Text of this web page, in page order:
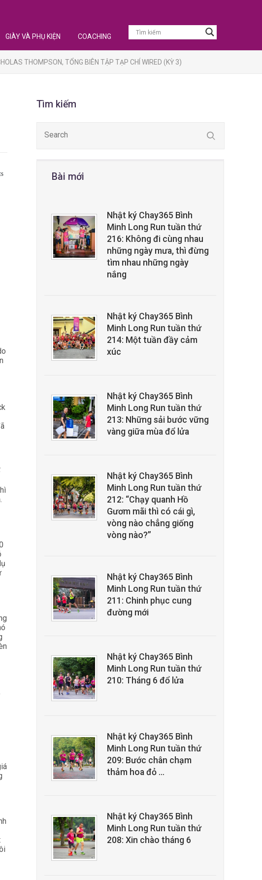
GIÀY VÀ PHỤ KIỆN COACHING
THOMPSON, TỔNG BIÊN TẬP TẠP CHÍ WIRED (KỲ 3)
Tìm kiếm
Bài mới
Nhật ký Chay365 Bình
Minh Long Run tuần thứ
216: Không đi cùng nhau
những ngày mưa, thì đừng
tìm nhau những ngày
nắng
Nhật ký Chay365 Bình
Minh Long Run tuần thứ
214: Một tuần đầy cảm
xúc
Nhật ký Chay365 Bình
Minh Long Run tuần thứ
213: Những sải bước vững
vàng giữa mùa đổ lửa
Nhật ký Chay365 Bình
Minh Long Run tuần thứ
212: “Chạy quanh Hồ
Gươm mãi thì có cái gì,
vòng nào chẳng giống
vòng nào?”
Nhật ký Chay365 Bình
Minh Long Run tuần thứ
211: Chinh phục cung
đường mới
Nhật ký Chay365 Bình
Minh Long Run tuần thứ
210: Tháng 6 đổ lửa
Nhật ký Chay365 Bình
Minh Long Run tuần thứ
209: Bước chân chạm
thảm hoa đỏ …
Nhật ký Chay365 Bình
Minh Long Run tuần thứ
208: Xin chào tháng 6